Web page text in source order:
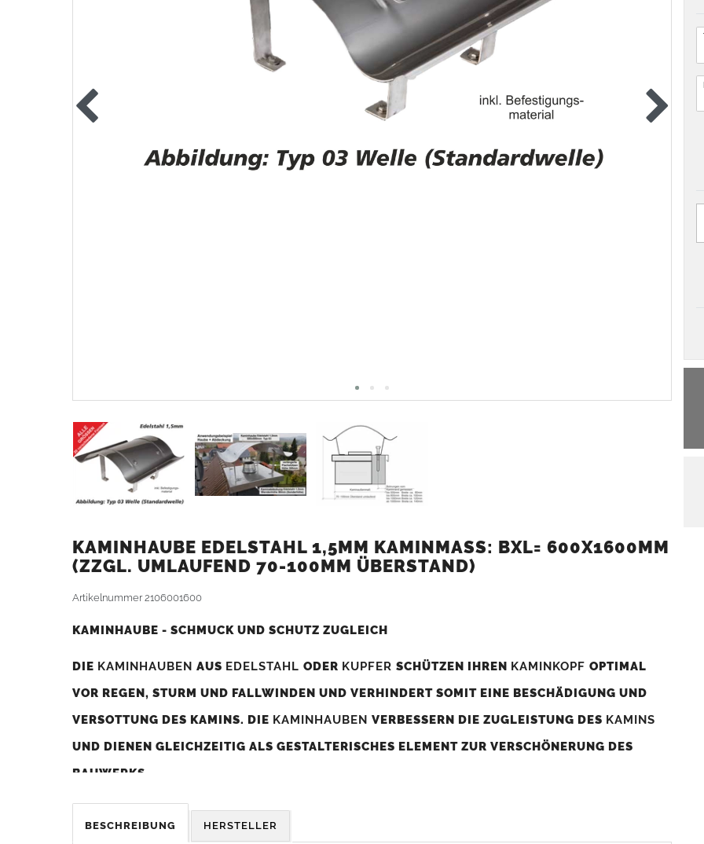
KAMINHAUBE EDELSTAHL 1,5MM KAMINMASS: BXL= 600X1600MM (
ZZGL. UMLAUFEND 70-100MM ÜBERSTAND)
Artikelnummer2106001600
KAMINHAUBE - SCHMUCK UND SCHUTZ ZUGLEICH
DIE KAMINHAUBEN AUS EDELSTAHL ODER KUPFER SCHÜTZEN IHREN KAMINKOPF OPTIMAL
VOR REGEN, STURM UND FALLWINDEN UND VERHINDERT SOMIT EINE BESCHÄDIGUNG UND
VERSOTTUNG DES KAMINS. DIE KAMINHAUBEN VERBESSERN DIE ZUGLEISTUNG DES KAMINS
UND DIENEN GLEICHZEITIG ALS GESTALTERISCHES ELEMENT ZUR VERSCHÖNERUNG DES
BAUWERKS.
Was sollten Sie beim Kauf beachten?
BESCHREIBUNG HERSTELLER